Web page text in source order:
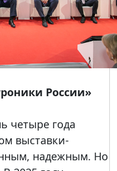
России»
четыре года
выставки-
надежным. Но